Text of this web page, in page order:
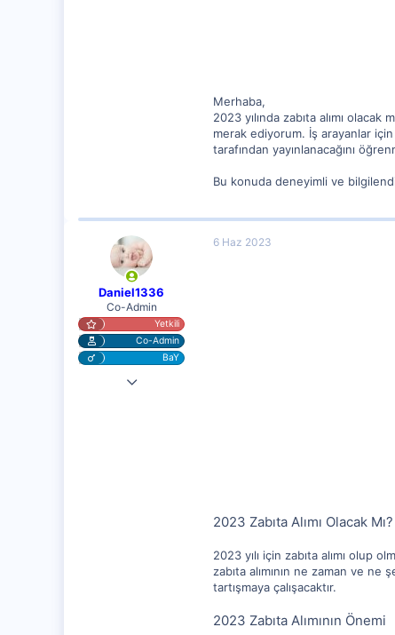
Merhaba,
2023 yılında zabıta alımı
merak ediyorum. İş arayanlar için
tarafından yayınlanacağını
Bu konuda deneyimli ve
Daniel1336
Co-Admin
Yetkili
Co-Admin
BaY
4 Nis 2023
6 Haz 2023
2023 Zabıta Alımı Olacak Mı?
2023 yılı için zabıta alımı olup
zabıta alımının ne zaman ve ne
tartışmaya çalışacaktır.
2023 Zabıta Alımının Önemi